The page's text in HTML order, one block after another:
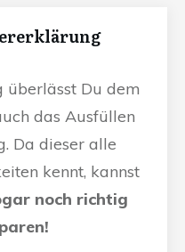
überlässt Du dem
das Ausfüllen
Da dieser alle
kennt, kannst
noch richtig